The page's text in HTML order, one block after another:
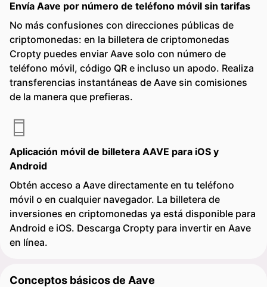
Envía Aave por número de teléfono móvil sin tarifas
No más confusiones con direcciones públicas de
criptomonedas: en la billetera de criptomonedas
Cropty puedes enviar Aave solo con número de
teléfono móvil, código QR e incluso un apodo. Realiza
transferencias instantáneas de Aave sin comisiones
de la manera que prefieras.
Aplicación móvil de billetera AAVE para iOS y
Android
Obtén acceso a Aave directamente en tu teléfono
móvil o en cualquier navegador. La billetera de
inversiones en criptomonedas ya está disponible para
Android e iOS. Descarga Cropty para invertir en Aave
en línea.
Conceptos básicos de Aave